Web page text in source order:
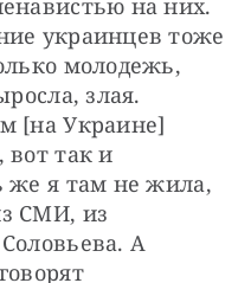
на них.
украинцев тоже
молодежь,
злая.
[на Украине]
вот так и
же я там не жила,
СМИ, из
А